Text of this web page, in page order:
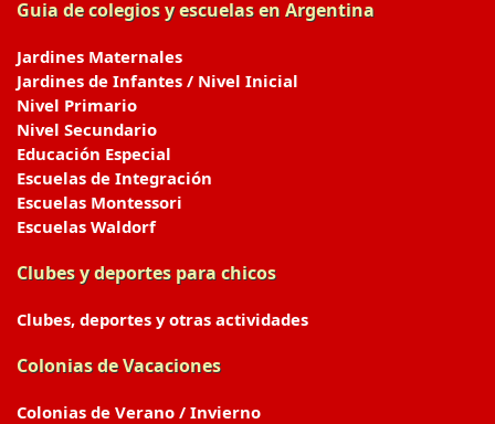
Guia de colegios y escuelas en Argentina
Jardines Maternales
Jardines de Infantes / Nivel Inicial
Nivel Primario
Nivel Secundario
Educación Especial
Escuelas de Integración
Escuelas Montessori
Escuelas Waldorf
Clubes y deportes para chicos
Clubes, deportes y otras actividades
Colonias de Vacaciones
Colonias de Verano / Invierno